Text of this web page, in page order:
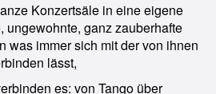
Konzertsäle in eine eigene
ungewohnte, ganz zauberhafte
was immer sich mit der von ihnen
lässt,
es: von Tango über